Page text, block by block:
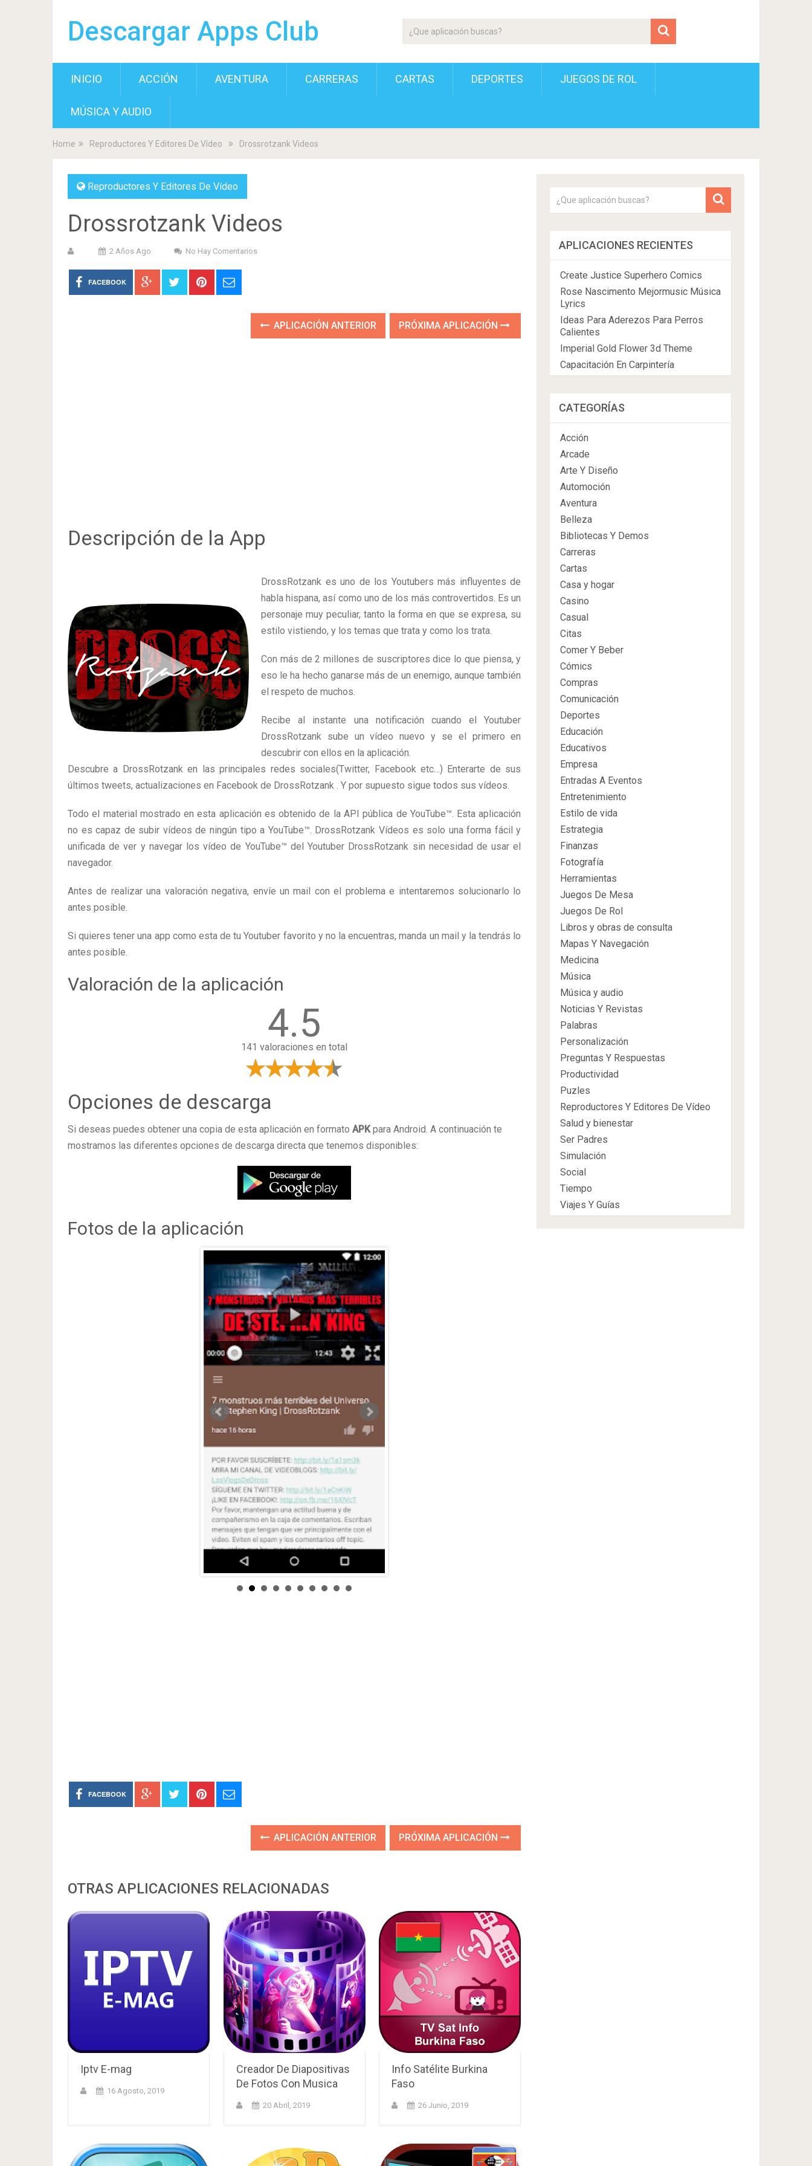
Descargar Apps Club
INICIO ACCIÓN AVENTURA CARRERAS CARTAS DEPORTES JUEGOS DE ROL
MÚSICA Y AUDIO
Home Reproductores Y Editores De Vídeo Drossrotzank Videos
Reproductores Y Editores De Vídeo
Drossrotzank Videos
2 Años Ago No Hay Comentarios
FACEBOOK
APLICACIÓN ANTERIOR PRÓXIMA APLICACIÓN
Descripción de la App
DrossRotzank es uno de los Youtubers más influyentes de
habla hispana, así como uno de los más controvertidos. Es un
personaje muy peculiar, tanto la forma en que se expresa, su
estilo vistiendo, y los temas que trata y como los trata.
Con más de 2 millones de suscriptores dice lo que piensa, y
eso le ha hecho ganarse más de un enemigo, aunque también
el respeto de muchos.
Recibe al instante una notificación cuando el Youtuber
DrossRotzank sube un vídeo nuevo y se el primero en
descubrir con ellos en la aplicación.
Descubre a DrossRotzank en las principales redes sociales(Twitter, Facebook etc…) Enterarte de sus
últimos tweets, actualizaciones en Facebook de DrossRotzank . Y por supuesto sigue todos sus vídeos.
Todo el material mostrado en esta aplicación es obtenido de la API pública de YouTube™. Esta aplicación
no es capaz de subir vídeos de ningún tipo a YouTube™. DrossRotzank Vídeos es solo una forma fácil y
unificada de ver y navegar los vídeo de YouTube™ del Youtuber DrossRotzank sin necesidad de usar el
navegador.
Antes de realizar una valoración negativa, envíe un mail con el problema e intentaremos solucionarlo lo
antes posible.
Si quieres tener una app como esta de tu Youtuber favorito y no la encuentras, manda un mail y la tendrás lo
antes posible.
Valoración de la aplicación
4.5
141 valoraciones en total
Opciones de descarga
Si deseas puedes obtener una copia de esta aplicación en formato APKpara Android. A continuación te
mostramos las diferentes opciones de descarga directa que tenemos disponibles:
Fotos de la aplicación
FACEBOOK
APLICACIÓN ANTERIOR PRÓXIMA APLICACIÓN
OTRAS APLICACIONES RELACIONADAS
Iptv E-mag
16 Agosto, 2019
Creador De Diapositivas
De Fotos Con Musica
20 Abril, 2019
Info Satélite Burkina
Faso
26 Junio, 2019
APLICACIONES RECIENTES
Create Justice Superhero Comics
Rose Nascimento Mejormusic Música
Lyrics
Ideas Para Aderezos Para Perros
Calientes
Imperial Gold Flower 3d Theme
Capacitación En Carpintería
CATEGORÍAS
Acción
Arcade
Arte Y Diseño
Automoción
Aventura
Belleza
Bibliotecas Y Demos
Carreras
Cartas
Casa y hogar
Casino
Casual
Citas
Comer Y Beber
Cómics
Compras
Comunicación
Deportes
Educación
Educativos
Empresa
Entradas A Eventos
Entretenimiento
Estilo de vida
Estrategia
Finanzas
Fotografía
Herramientas
Juegos De Mesa
Juegos De Rol
Libros y obras de consulta
Mapas Y Navegación
Medicina
Música
Música y audio
Noticias Y Revistas
Palabras
Personalización
Preguntas Y Respuestas
Productividad
Puzles
Reproductores Y Editores De Vídeo
Salud y bienestar
Ser Padres
Simulación
Social
Tiempo
Viajes Y Guías